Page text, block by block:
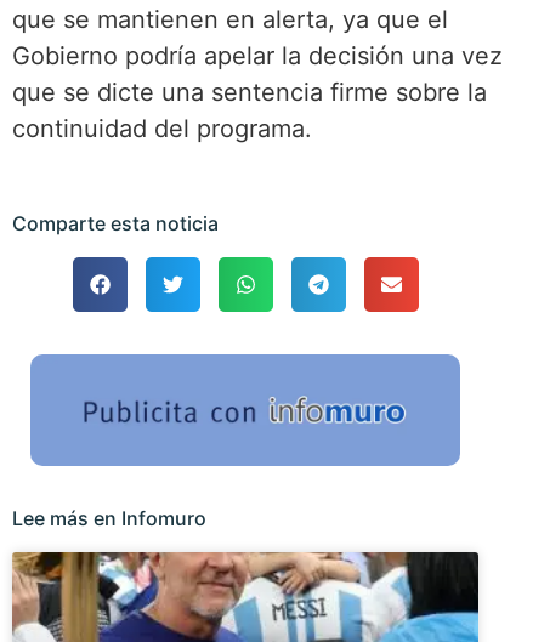
que se mantienen en alerta, ya que el
Gobierno podría apelar la decisión una vez
que se dicte una sentencia firme sobre la
continuidad del programa.
Comparte esta noticia
Lee más en Infomuro